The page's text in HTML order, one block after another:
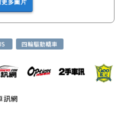
更多圖片
四輪驅動轎車
訊網